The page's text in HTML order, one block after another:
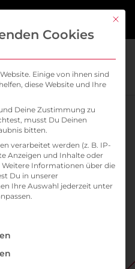
und
wesentliche Vorteile für
kritischer
zusätzliche
Mit
Cookies
Einige von ihnen sind
diese Website und Ihre
Deine Zustimmung zu
musst Du Deinen
bitten.
verarbeitet werden (z. B. IP-
Anzeigen und Inhalte oder
Weitere Informationen über die
Du in unserer
Ihre Auswahl jederzeit unter
Gruppen, für die